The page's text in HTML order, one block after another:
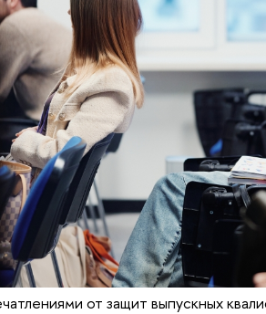
от защит выпускных